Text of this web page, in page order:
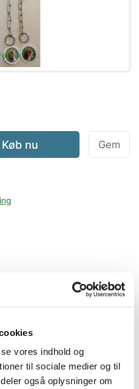
vores indhold og
til sociale medier og til
også oplysninger om
Køb nu Gem